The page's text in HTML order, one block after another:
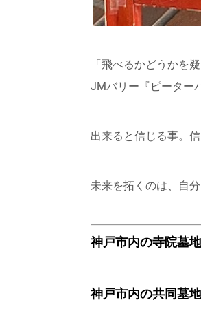
「飛べるかどうかを
JMバリー『ピーター
出来ると信じる事。信
未来を拓くのは、自
神戸市内の寺院墓
神戸市内の共同墓